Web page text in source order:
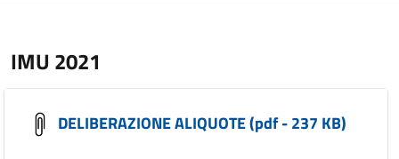
IMU 2021
DELIBERAZIONE ALIQUOTE (pdf - 237 KB)